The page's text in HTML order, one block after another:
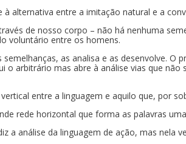
alternativa entre a imitação natural e a
de nosso corpo – não há nenhuma
voluntário entre os homens.
as analisa e as desenvolve.
arbitrário mas abre à análise vias que
entre a linguagem e aquilo que, por
rede horizontal que forma as palavras
a análise da linguagem de ação, mas nela